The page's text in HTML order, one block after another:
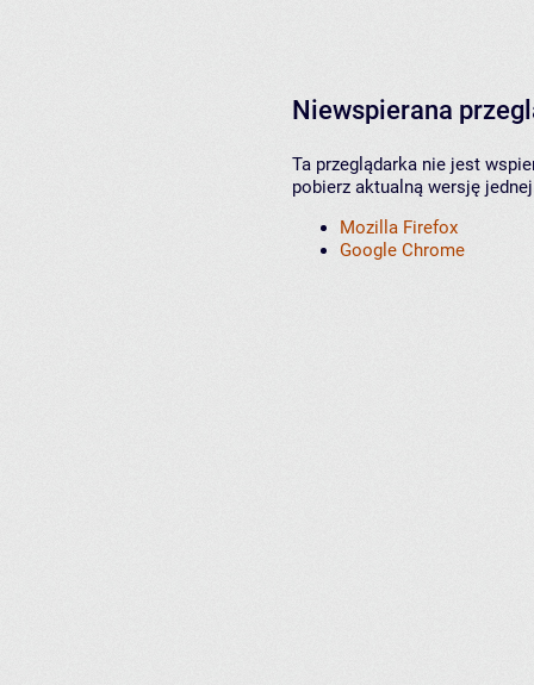
Niewspierana
Ta przeglądarka nie jest
pobierz aktualną wersję
Mozilla Firefox
Google Chrome